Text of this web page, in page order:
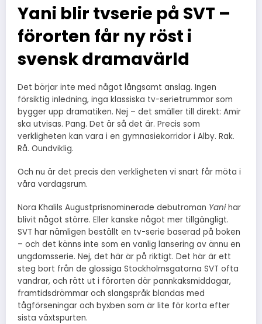
Yani blir tvserie på SVT –
förorten får ny röst i
svensk dramavärld
Det börjar inte med något långsamt anslag. Ingen
försiktig inledning, inga klassiska tv-serietrummor som
bygger upp dramatiken. Nej – det smäller till direkt: Amir
ska utvisas. Pang. Det är så det är. Precis som
verkligheten kan vara i en gymnasiekorridor i Alby. Rak.
Rå. Oundviklig.
Och nu är det precis den verkligheten vi snart får möta i
våra vardagsrum.
Nora Khalils Augustprisnominerade debutroman Yanihar
blivit något större. Eller kanske något mer tillgängligt.
SVT har nämligen beställt en tv-serie baserad på boken
– och det känns inte som en vanlig lansering av ännu en
ungdomsserie. Nej, det här är på riktigt. Det här är ett
steg bort från de glossiga Stockholmsgatorna SVT ofta
vandrar, och rätt ut i förorten där pannkaksmiddagar,
framtidsdrömmar och slangspråk blandas med
tågförseningar och byxben som är lite för korta efter
sista växtspurten.